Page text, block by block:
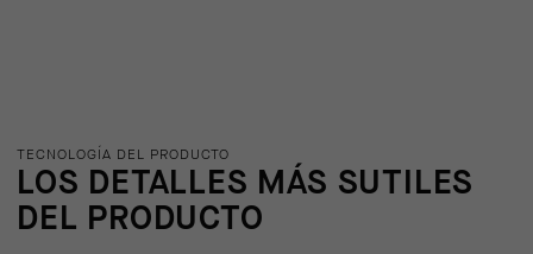
TECNOLOGÍA DEL PRODUCTO
LOS DETALLES MÁS SUTILES
DEL PRODUCTO